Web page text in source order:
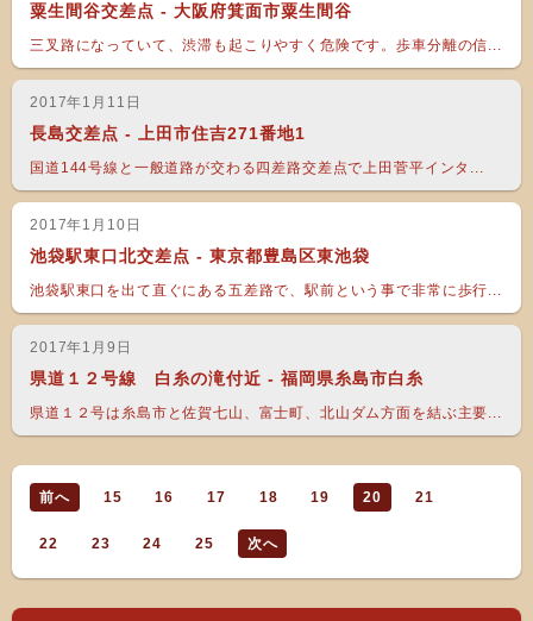
粟生間谷交差点 - 大阪府箕面市粟生間谷
三叉路になっていて、渋滞も起こりやすく危険です。歩車分離の信...
2017年1月11日
長島交差点 - 上田市住吉271番地1
国道144号線と一般道路が交わる四差路交差点で上田菅平インタ...
2017年1月10日
池袋駅東口北交差点 - 東京都豊島区東池袋
池袋駅東口を出て直ぐにある五差路で、駅前という事で非常に歩行...
2017年1月9日
県道１２号線 白糸の滝付近 - 福岡県糸島市白糸
県道１２号は糸島市と佐賀七山、富士町、北山ダム方面を結ぶ主要...
前へ 15 16 17 18 19 20 21
22 23 24 25 次へ